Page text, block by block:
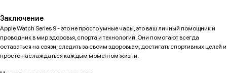
Заключение
Apple Watch Series 9 - это не просто умные часы, это ваш личный помощник и
проводник в мир здоровья, спорта и технологий. Они помогают всегда
оставаться на связи, следить за своим здоровьем, достигать спортивных целей и
просто наслаждаться каждым моментом жизни.
Яндекс
PS5
Аксессуары
DJI
Dyson
Контакты